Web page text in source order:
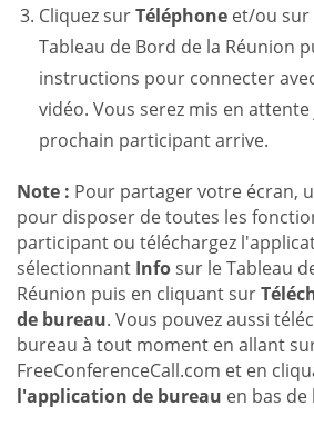
Cliquez surTéléphone et/ou sur
Tableau de Bord de la Réunion
instructions pour connecter
vidéo. Vous serez mis en
prochain participant arrive.
Note : Pour partager votre écran,
pour disposer de toutes les
participant ou téléchargez
sélectionnant Infosur le Tableau
Réunion puis en cliquant sur
de bureau. Vous pouvez aussi
bureau à tout moment en allant
FreeConferenceCall.com et en
l'application de bureau en bas de